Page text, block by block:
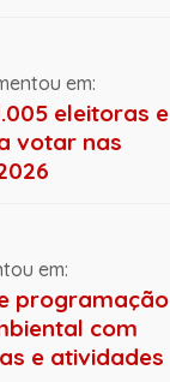
em:
eleitoras e
votar nas
em:
programação
com
e atividades